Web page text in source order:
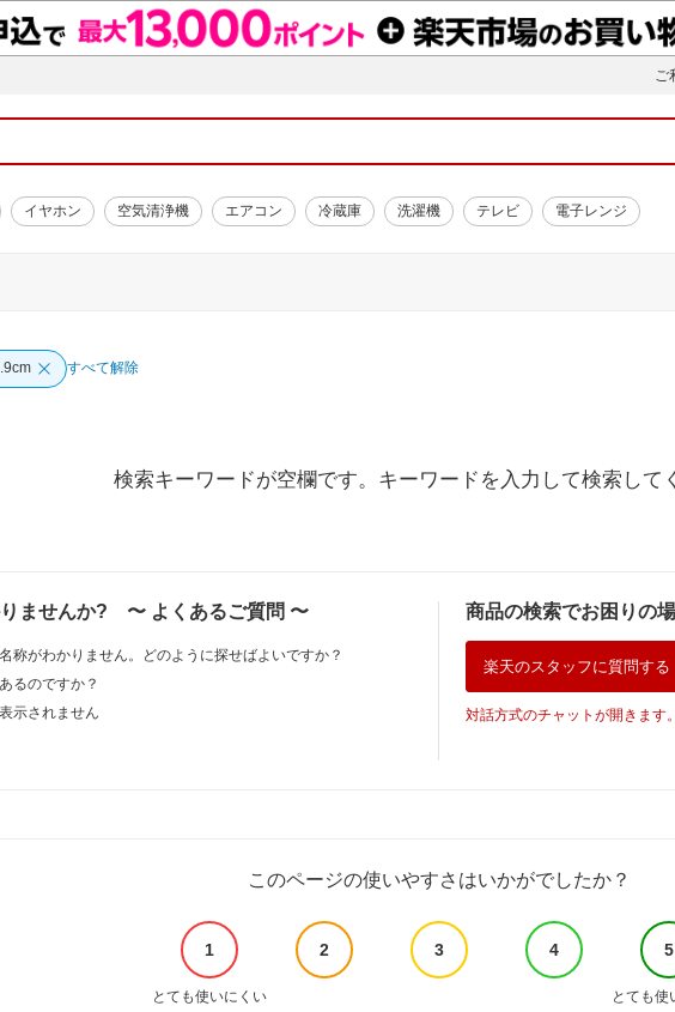
ご
イヤホン 空気清浄機 エアコン 冷蔵庫 洗濯機 テレビ 電子レンジ
すべて解除
検索キーワードが空欄です。キーワードを入力して検索して
ませんか? 〜 よくあるご質問 〜
称がわかりません。どのように探せばよいですか？
るのですか？
示されません
商品の検索でお困りの
楽天のスタッフに質問する
対話方式のチャットが開きます。
このページの使いやすさはいかがでしたか？
1 2 3 4 5
とても使いにくい とても使